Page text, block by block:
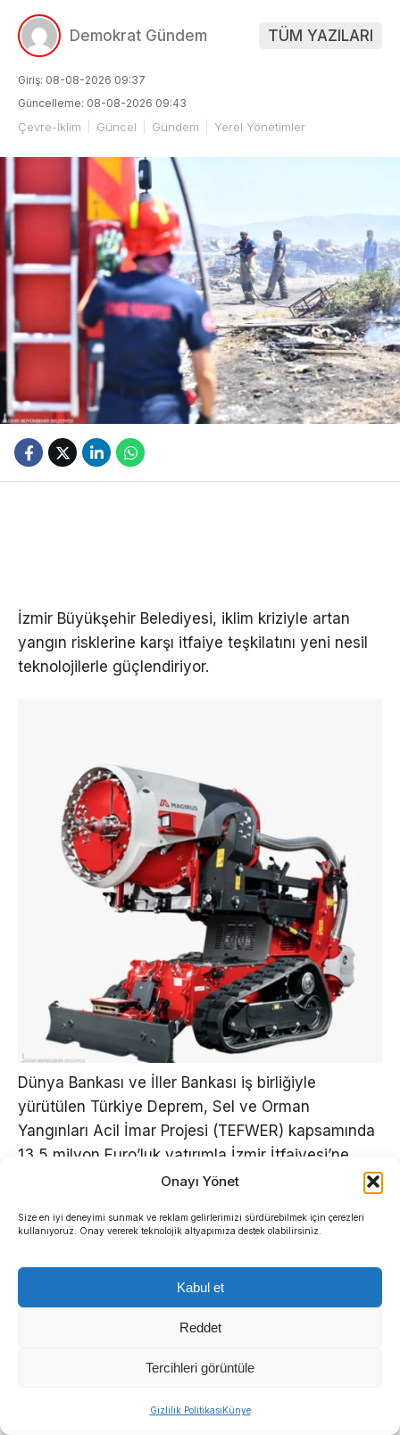
Onayı Yönet
Size en iyi deneyimi sunmak ve reklam gelirlerimizi sürdürebilmek için çerezleri
kullanıyoruz. Onay vererek teknolojik altyapımıza destek olabilirsiniz.
Kabul et
Reddet
Tercihleri görüntüle
Gizlilik PolitikasıKünye
Demokrat Gündem TÜM YAZILARI
Giriş: 08-08-2026 09:37
Güncelleme: 08-08-2026 09:43
Çevre-İklim Güncel Gündem Yerel Yönetimler
İzmir Büyükşehir Belediyesi, iklim kriziyle artan
yangın risklerine karşı itfaiye teşkilatını yeni nesil
teknolojilerle güçlendiriyor.
Dünya Bankası ve İller Bankası iş birliğiyle
yürütülen Türkiye Deprem, Sel ve Orman
Yangınları Acil İmar Projesi (TEFWER) kapsamında
13,5 milyon Euro’luk yatırımla İzmir İtfaiyesi’ne
insansız yangın söndürme robotları, yeni nesil
kazandırılacak.
İzmir Büyükşehir Belediyesi, son yıllarda iklim
değişikliğinin etkisiyle artan orman yangınları ve
afet risklerine karşı itfaiye teşkilatını geleceğin